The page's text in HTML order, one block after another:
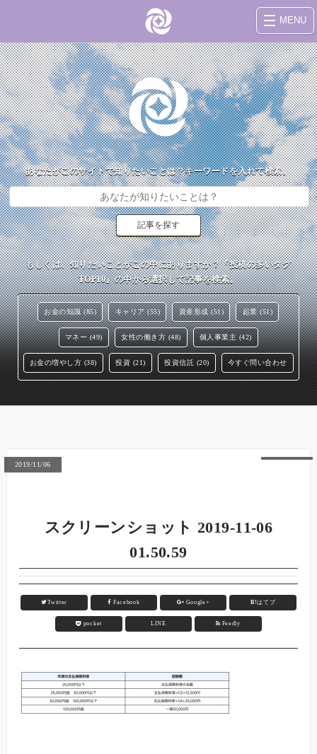
MENU
あなたがこのサイトで知りたいことは？キーワードを入れて検索。
もしくは、知りたいことがこの中にありますか？『投稿の多いタグ
TOP10』の中から選択して記事を検索。
お金の知識 (85) キャリア (55) 資産形成 (51) 起業 (51)
マネー (49) 女性の働き方 (48) 個人事業主 (42)
お金の増やし方 (38) 投資 (21) 投資信託 (20) 今すぐ問い合わせ
2019/11/06
スクリーンショット 2019-11-06
01.50.59
Twitter Facebook Google+ B!はてブ
pocket LINE Feedly